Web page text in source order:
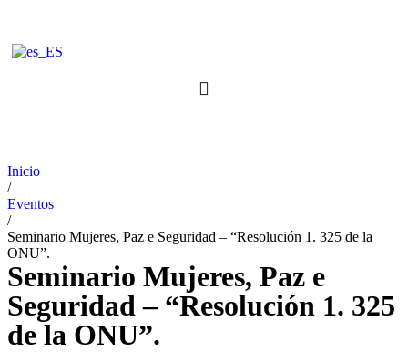
Inicio
/
Eventos
/
Seminario Mujeres, Paz e Seguridad – “Resolución 1. 325 de la
ONU”.
Seminario Mujeres, Paz e
Seguridad – “Resolución 1. 325
de la ONU”.